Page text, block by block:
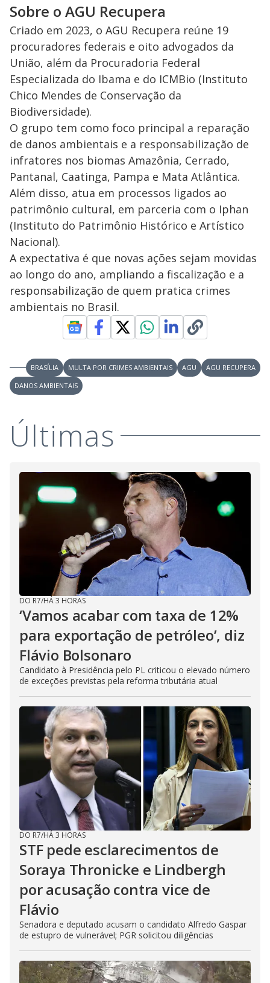
Sobre o AGU Recupera
Criado em 2023, o AGU Recupera reúne 19
procuradores federais e oito advogados da
União, além da Procuradoria Federal
Especializada do Ibama e do ICMBio (Instituto
Chico Mendes de Conservação da
Biodiversidade).
O grupo tem como foco principal a reparação
de danos ambientais e a responsabilização de
infratores nos biomas Amazônia, Cerrado,
Pantanal, Caatinga, Pampa e Mata Atlântica.
Além disso, atua em processos ligados ao
patrimônio cultural, em parceria com o Iphan
(Instituto do Patrimônio Histórico e Artístico
Nacional).
A expectativa é que novas ações sejam movidas
ao longo do ano, ampliando a fiscalização e a
responsabilização de quem pratica crimes
ambientais no Brasil.
BRASÍLIA MULTA POR CRIMES AMBIENTAIS AGU
AGU RECUPERA
DANOS AMBIENTAIS
Últimas
DO R7/HÁ 3 HORAS
‘Vamos acabar com taxa de 12%
para exportação de petróleo’, diz
Flávio Bolsonaro
Candidato à Presidência pelo PL criticou o elevado número
de exceções previstas pela reforma tributária atual
DO R7/HÁ 3 HORAS
STF pede esclarecimentos de
Soraya Thronicke e Lindbergh
por acusação contra vice de
Flávio
Senadora e deputado acusam o candidato Alfredo Gaspar
de estupro de vulnerável; PGR solicitou diligências